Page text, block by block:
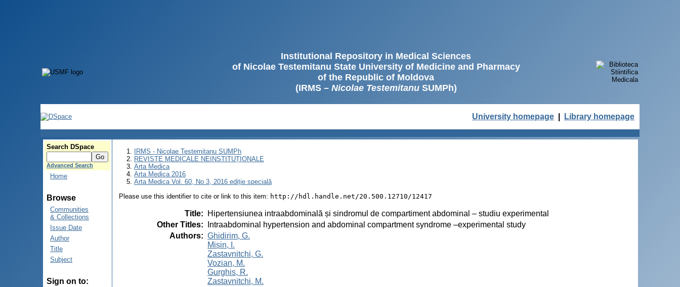
Institutional Repository in Medical Sciences
of Nicolae Testemitanu State University of Medicine and Pharmacy
of the Republic of Moldova
(IRMS – Nicolae TestemitanuSUMPh)
University homepage Library homepage
Search DSpace
Advanced Search
Home
Browse
Communities
& Collections
Issue Date
Author
Title
Subject
Sign on to:
IRMS - Nicolae Testemitanu SUMPh
REVISTE MEDICALE NEINSTITUȚIONALE
Arta Medica
Arta Medica 2016
Arta Medica Vol. 60, No 3, 2016 ediție specială
Please use this identifier to cite or link to this item: http://hdl.handle.net/20.500.12710/12417
Title:
Hipertensiunea intraabdominală și sindromul de compartiment abdominal – studiu experimental
Other Titles:
Intraabdominal hypertension and abdominal compartment syndrome –experimental study
Authors: Ghidirim, G.
Mișin, I.
Zastavnitchi, G.
Vozian, M.
Gurghis, R.
Zastavnitchi, M.